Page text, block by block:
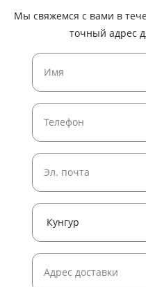
Мы свяжемся с вами в
точный адрес